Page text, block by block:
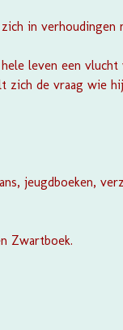
in verhoudingen
leven een
zich de vraag wie
jeugdboeken,
Zwartboek.